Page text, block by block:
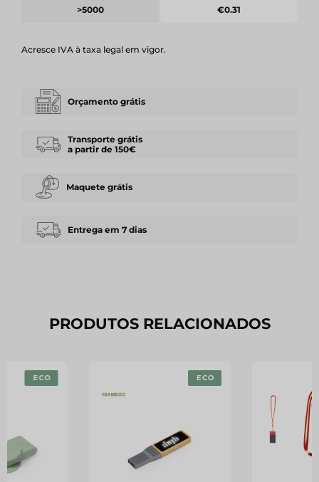
>5000 €0.31
Acresce IVA à taxa legal em vigor.
Orçamento grátis
Transporte grátis
a partir de 150€
Maquete grátis
Entrega em 7 dias
PRODUTOS RELACIONADOS
ECO ECO